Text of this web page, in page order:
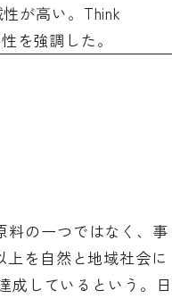
が高い。Think
を強調した。
料の一つではなく、事
上を自然と地域社会に
成しているという。日